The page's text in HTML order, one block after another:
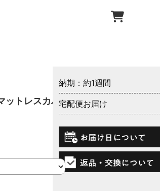
ットレスカバ
納期：約1週間
宅配便お届け